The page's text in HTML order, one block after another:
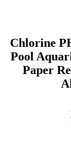
Chlorine
Pool
Paper